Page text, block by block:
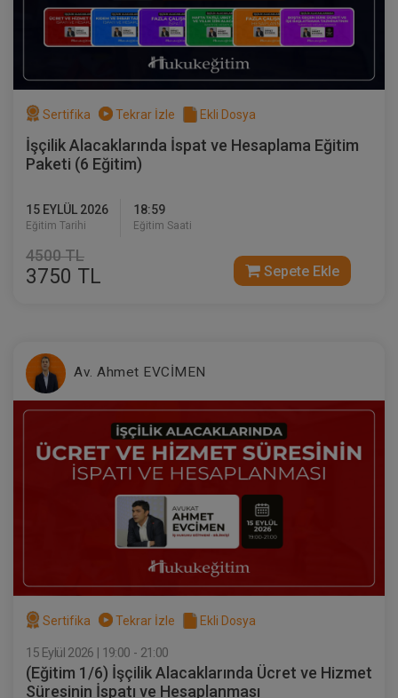
İcra Hukukunda İstihkak İddiası Video
Sepete Ekle
Atilla GÜNDOĞAN
300 TL Sepete Ekle
Atilla GÜNDOĞAN
Sertifika Tekrar İzle Ekli Dosya
İşçilik Alacaklarında İspat ve Hesaplama Eğitim
Paketi (6 Eğitim)
15 EYLÜL 2026
Eğitim Tarihi
18:59
Eğitim Saati
4500 TL
3750 TL Sepete Ekle
Av. Ahmet EVCİMEN
Sertifika Tekrar İzle Ekli Dosya
15 Eylül 2026 | 19:00 - 21:00
(Eğitim 1/6) İşçilik Alacaklarında Ücret ve Hizmet
Süresinin İspatı ve Hesaplanması